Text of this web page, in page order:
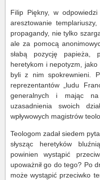
Filip Piękny, w
aresztowanie
propagandy, nie tylko
ale za pomocą
słabą pozycję papieża,
heretykom i nepotyzm,
byli z nim spokrewnieni.
reprezentantów „ludu
generalnych i mając na
uzasadnienia swoich
wpływowych magistrów
Teologom zadał siedem
słysząc heretyków
powinien wystąpić
upoważnił go do tego? Po
może wystąpić przeciwko